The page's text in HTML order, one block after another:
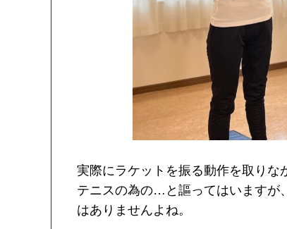
実際にラケットを振る動作を取りな
テニスの為の…と謳ってはいますが
はありませんよね。